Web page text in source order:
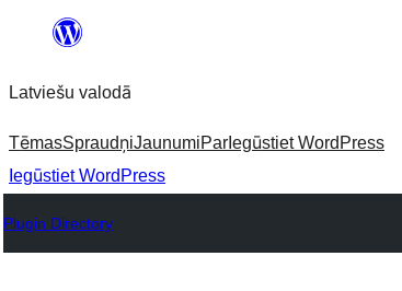
Pāriet
saturu
Latviešu valodā
TēmasSpraudņiJaunumiPar Iegūstiet WordPress
Iegūstiet WordPress
Plugin Directory